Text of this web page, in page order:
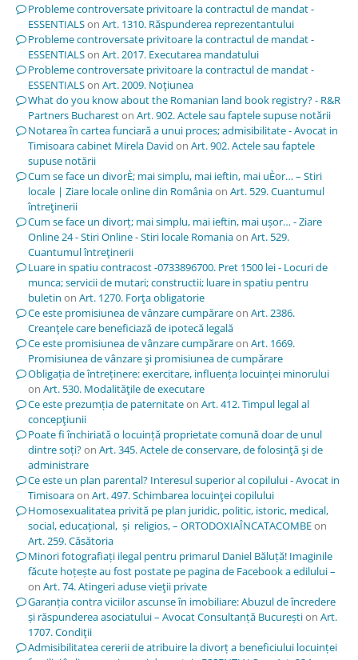
Probleme controversate privitoare la contractul de mandat -
ESSENTIALSon Art. 1310. Răspunderea reprezentantului
Probleme controversate privitoare la contractul de mandat -
ESSENTIALSon Art. 2017. Executarea mandatului
Probleme controversate privitoare la contractul de mandat -
ESSENTIALSon Art. 2009. Noţiunea
What do you know about the Romanian land book registry? - R&R
Partners Buchareston Art. 902. Actele sau faptele supuse notării
Notarea în cartea funciară a unui proces; admisibilitate - Avocat in
Timisoara cabinet Mirela David on Art. 902. Actele sau faptele
supuse notării
Cum se face un divorÈ; mai simplu, mai ieftin, mai uÈor… – Stiri
locale | Ziare locale online din Româniaon Art. 529. Cuantumul
întreţinerii
Cum se face un divorț; mai simplu, mai ieftin, mai ușor… - Ziare
Online 24 - Stiri Online - Stiri locale Romaniaon Art. 529.
Cuantumul întreţinerii
Luare in spatiu contracost -0733896700. Pret 1500 lei - Locuri de
munca; servicii de mutari; constructii; luare in spatiu pentru
buletin on Art. 1270. Forţa obligatorie
Ce este promisiunea de vânzare cumpărareon Art. 2386.
Creanţele care beneficiază de ipotecă legală
Ce este promisiunea de vânzare cumpărareon Art. 1669.
Promisiunea de vânzare şi promisiunea de cumpărare
Obligația de întreținere: exercitare, influența locuinței minorului
on Art. 530. Modalităţile de executare
Ce este prezumția de paternitateon Art. 412. Timpul legal al
concepţiunii
Poate fi închiriată o locuință proprietate comună doar de unul
dintre soți?on Art. 345. Actele de conservare, de folosinţă şi de
administrare
Ce este un plan parental? Interesul superior al copilului - Avocat in
Timisoaraon Art. 497. Schimbarea locuinţei copilului
Homosexualitatea privită pe plan juridic, politic, istoric, medical,
social, educațional, și religios, – ORTODOXIAÎNCATACOMBEon
Art. 259. Căsătoria
Minori fotografiați ilegal pentru primarul Daniel Băluță! Imaginile
făcute hoțește au fost postate pe pagina de Facebook a edilului –
on Art. 74. Atingeri aduse vieţii private
Garanția contra viciilor ascunse în imobiliare: Abuzul de încredere
și răspunderea asociatului – Avocat Consultanță Bucureștion Art.
1707. Condiţii
Admisibilitatea cererii de atribuire la divorț a beneficiului locuinței